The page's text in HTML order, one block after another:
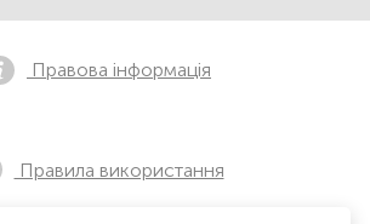
Правова інформація
Правила використання